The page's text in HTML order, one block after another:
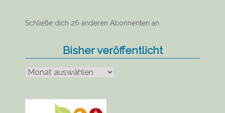
Schließe dich 26 anderen Abonnenten an
Bisher veröffentlicht
veröffentlicht